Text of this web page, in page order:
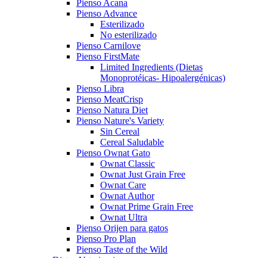
Pienso Acana
Pienso Advance
Esterilizado
No esterilizado
Pienso Carnilove
Pienso FirstMate
Limited Ingredients (Dietas
Monoprotéicas- Hipoalergénicas)
Pienso Libra
Pienso MeatCrisp
Pienso Natura Diet
Pienso Nature's Variety
Sin Cereal
Cereal Saludable
Pienso Ownat Gato
Ownat Classic
Ownat Just Grain Free
Ownat Care
Ownat Author
Ownat Prime Grain Free
Ownat Ultra
Pienso Orijen para gatos
Pienso Pro Plan
Pienso Taste of the Wild